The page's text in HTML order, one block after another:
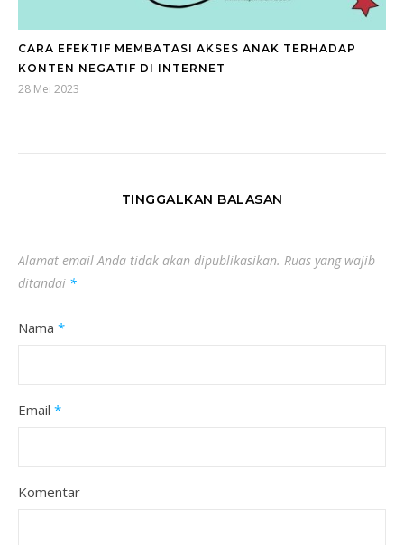
CARA EFEKTIF MEMBATASI AKSES ANAK TERHADAP
KONTEN NEGATIF DI INTERNET
28 Mei 2023
TINGGALKAN BALASAN
Alamat email Anda tidak akan dipublikasikan. Ruas yang wajib
ditandai *
Nama *
Email *
Komentar